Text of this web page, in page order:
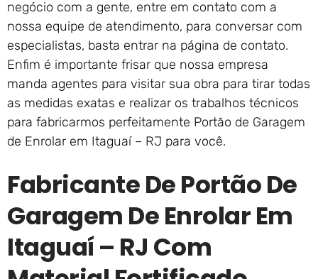
negócio com a gente, entre em contato com a
nossa equipe de atendimento, para conversar com
especialistas, basta entrar na página de contato.
Enfim é importante frisar que nossa empresa
manda agentes para visitar sua obra para tirar todas
as medidas exatas e realizar os trabalhos técnicos
para fabricarmos perfeitamente Portão de Garagem
de Enrolar em Itaguaí – RJ para você.
Fabricante De Portão De
Garagem De Enrolar Em
Itaguaí – RJ Com